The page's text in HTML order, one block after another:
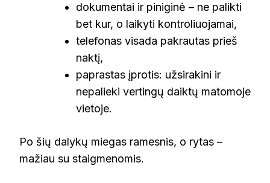
dokumentai ir piniginė – ne palikti
bet kur, o laikyti kontroliuojamai,
telefonas visada pakrautas prieš
naktį,
paprastas įprotis: užsirakini ir
nepalieki vertingų daiktų matomoje
vietoje.
Po šių dalykų miegas ramesnis, o rytas –
mažiau su staigmenomis.